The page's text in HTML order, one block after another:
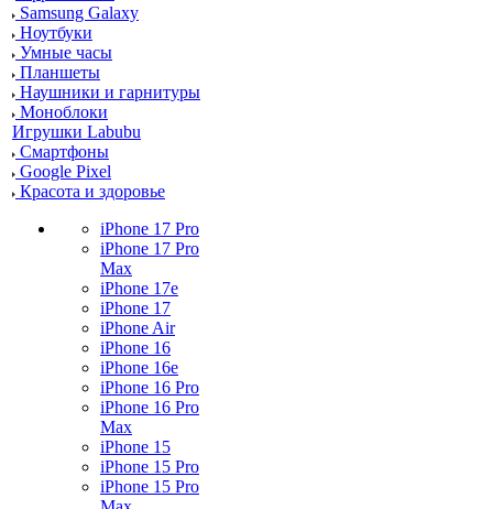
Samsung Galaxy
Ноутбуки
Умные часы
Планшеты
Наушники и гарнитуры
Моноблоки
Игрушки Labubu
Смартфоны
Google Pixel
Красота и здоровье
iPhone 17 Pro
iPhone 17 Pro
Max
iPhone 17e
iPhone 17
iPhone Air
iPhone 16
iPhone 16e
iPhone 16 Pro
iPhone 16 Pro
Max
iPhone 15
iPhone 15 Pro
iPhone 15 Pro